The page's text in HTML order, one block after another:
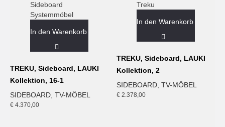
In den Warenkorb
TREKU, Sideboard, LAUKI
Kollektion, 16-1
SIDEBOARD TV-MÖBEL
€ 4.370,00
In den Warenkorb
TREKU, Sideboard, LAUKI
Kollektion, 2
SIDEBOARD ,TV-MÖBEL
€ 2.378,00